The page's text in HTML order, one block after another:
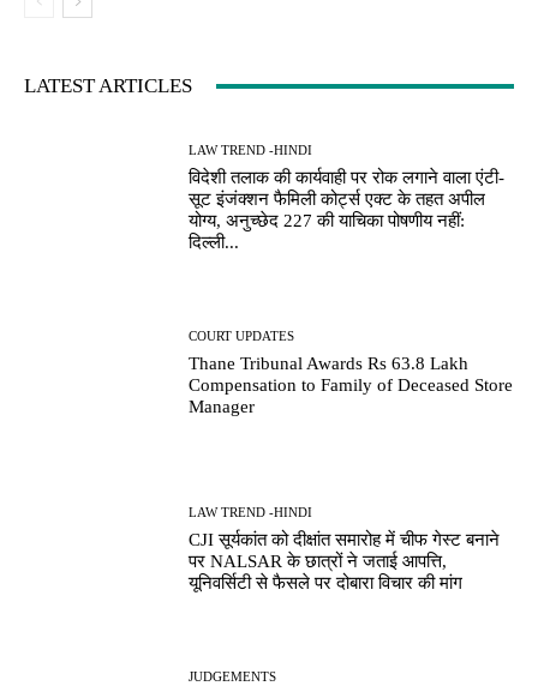
LATEST ARTICLES
LAW TREND -HINDI
विदेशी तलाक की कार्यवाही पर रोक लगाने वाला एंटी-
सूट इंजंक्शन फैमिली कोर्ट्स एक्ट के तहत अपील
योग्य, अनुच्छेद 227 की याचिका पोषणीय नहीं:
दिल्ली...
COURT UPDATES
Thane Tribunal Awards Rs 63.8 Lakh
Compensation to Family of Deceased Store
Manager
LAW TREND -HINDI
CJI सूर्यकांत को दीक्षांत समारोह में चीफ गेस्ट बनाने
पर NALSAR के छात्रों ने जताई आपत्ति,
यूनिवर्सिटी से फैसले पर दोबारा विचार की मांग
JUDGEMENTS